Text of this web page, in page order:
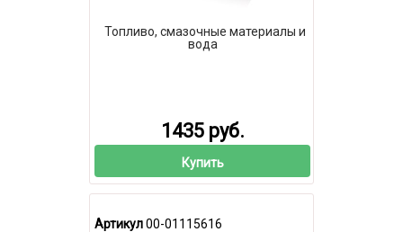
Топливо, смазочные материалы и
вода
1435 руб.
Купить
Артикул00-01115616